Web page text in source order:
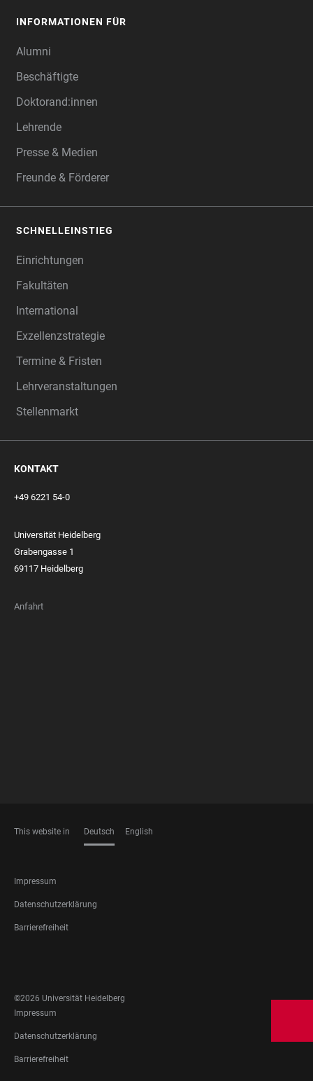
INFORMATIONEN FÜR
Alumni
Beschäftigte
Doktorand:innen
Lehrende
Presse & Medien
Freunde & Förderer
SCHNELLEINSTIEG
Einrichtungen
Fakultäten
International
Exzellenzstrategie
Termine & Fristen
Lehrveranstaltungen
Stellenmarkt
KONTAKT
+49 6221 54-0
Universität Heidelberg
Grabengasse 1
69117 Heidelberg
Anfahrt
This website in Deutsch English
FOOTER
LEGAL
Impressum
Datenschutzerklärung
Barrierefreiheit
MEDIA
©2026 Universität Heidelberg
FOOTER
LEGAL
Impressum
Datenschutzerklärung
Barrierefreiheit